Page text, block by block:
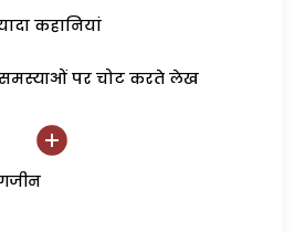
कहानियां
पर चोट करते लेख